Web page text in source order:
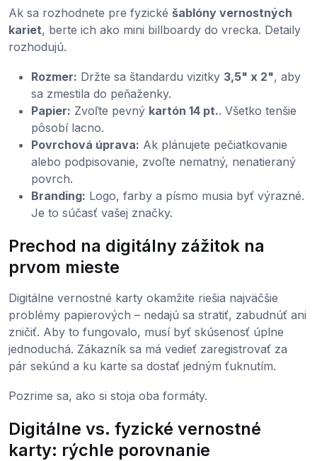
Ak sa rozhodnete pre fyzické šablóny vernostných
kariet, berte ich ako mini billboardy do vrecka. Detaily
rozhodujú.
Rozmer: Držte sa štandardu vizitky 3,5" x 2", aby
sa zmestila do peňaženky.
Papier: Zvoľte pevný kartón 14 pt.. Všetko tenšie
pôsobí lacno.
Povrchová úprava: Ak plánujete pečiatkovanie
alebo podpisovanie, zvoľte nematný, nenatieraný
povrch.
Branding: Logo, farby a písmo musia byť výrazné.
Je to súčasť vašej značky.
Prechod na digitálny zážitok na
prvom mieste
Digitálne vernostné karty okamžite riešia najväčšie
problémy papierových – nedajú sa stratiť, zabudnúť ani
zničiť. Aby to fungovalo, musí byť skúsenosť úplne
jednoduchá. Zákazník sa má vedieť zaregistrovať za
pár sekúnd a ku karte sa dostať jedným ťuknutím.
Pozrime sa, ako si stoja oba formáty.
Digitálne vs. fyzické vernostné
karty: rýchle porovnanie